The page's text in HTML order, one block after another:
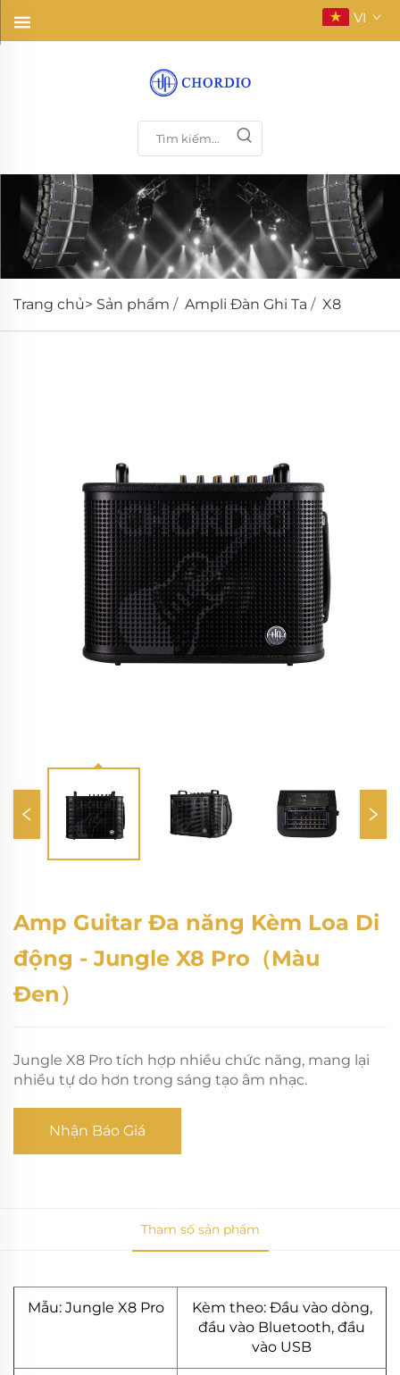
VI
Trang chủ> Sản phẩm / Ampli Đàn Ghi Ta / X8
Amp Guitar Đa năng Kèm Loa Di
động - Jungle X8 Pro（Màu
Đen）
Jungle X8 Pro tích hợp nhiều chức năng, mang lại
nhiều tự do hơn trong sáng tạo âm nhạc.
Nhận Báo Giá
Tham số sản phẩm
Mẫu: Jungle X8 Pro
Kèm theo: Đầu vào dòng,
đầu vào Bluetooth, đầu
vào USB